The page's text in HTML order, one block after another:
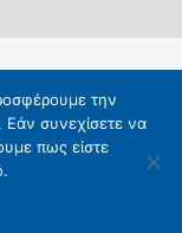
την
Εάν συνεχίσετε να
πως είστε
A.E.